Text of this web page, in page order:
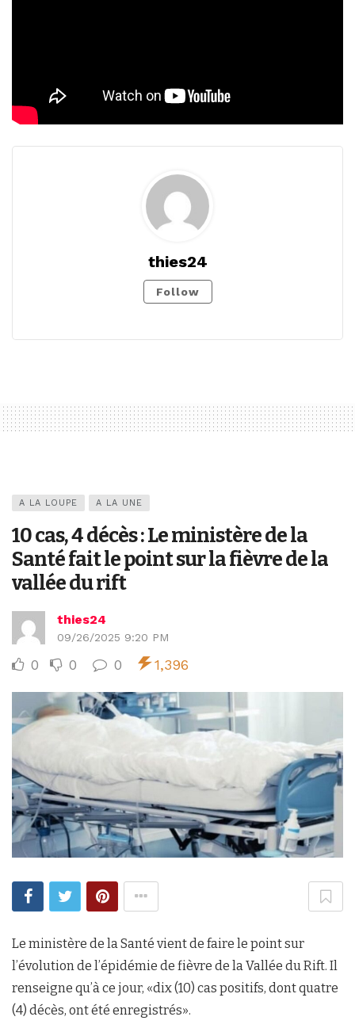
thies24
Follow
A LA LOUPE A LA UNE
10 cas, 4 décès : Le ministère de la
Santé fait le point sur la fièvre de la
vallée du rift
thies24
09/26/2025 9:20 PM
0 0 0 1,396
Le ministère de la Santé vient de faire le point sur
l’évolution de l’épidémie de fièvre de la Vallée du Rift. Il
renseigne qu’à ce jour, «dix (10) cas positifs, dont quatre
(4) décès, ont été enregistrés».